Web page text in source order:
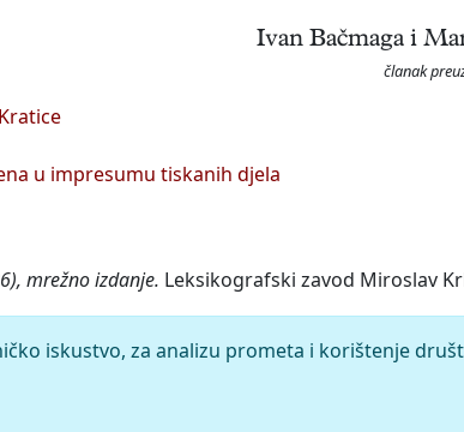
Ivan Bačmaga i
članak
Kratice
u impresumu tiskanih djela
mrežno izdanje. Leksikografski zavod Miroslav
iskustvo, za analizu prometa i korištenje